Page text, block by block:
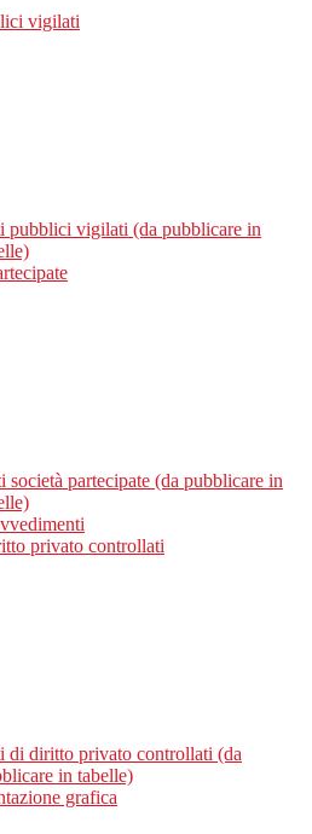
vigilati
pubblici vigilati (da pubblicare in
società partecipate (da pubblicare in
privato controllati
di diritto privato controllati (da
in tabelle)
grafica